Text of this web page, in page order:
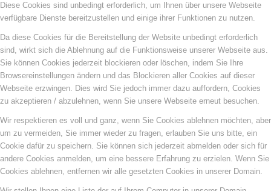
Diese Cookies sind unbedingt erforderlich, um Ihnen über unsere Webseite
verfügbare Dienste bereitzustellen und einige ihrer Funktionen zu nutzen.
Da diese Cookies für die Bereitstellung der Website unbedingt erforderlich
sind, wirkt sich die Ablehnung auf die Funktionsweise unserer Webseite aus.
Sie können Cookies jederzeit blockieren oder löschen, indem Sie Ihre
Browsereinstellungen ändern und das Blockieren aller Cookies auf dieser
Webseite erzwingen. Dies wird Sie jedoch immer dazu auffordern, Cookies
zu akzeptieren / abzulehnen, wenn Sie unsere Webseite erneut besuchen.
Wir respektieren es voll und ganz, wenn Sie Cookies ablehnen möchten, aber
um zu vermeiden, Sie immer wieder zu fragen, erlauben Sie uns bitte, ein
Cookie dafür zu speichern. Sie können sich jederzeit abmelden oder sich für
andere Cookies anmelden, um eine bessere Erfahrung zu erzielen. Wenn Sie
Cookies ablehnen, entfernen wir alle gesetzten Cookies in unserer Domain.